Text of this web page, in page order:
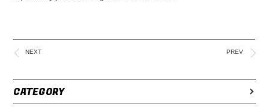
NEXT PREV
CATEGORY